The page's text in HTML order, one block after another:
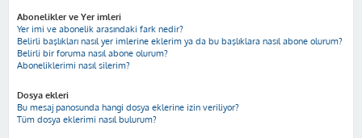
Abonelikler ve Yer imleri
Yer imi ve abonelik arasındaki fark nedir?
Belirli başlıkları nasıl yer imlerine eklerim ya da bu başlıklara nasıl abone olurum?
Belirli bir foruma nasıl abone olurum?
Aboneliklerimi nasıl silerim?
Dosya ekleri
Bu mesaj panosunda hangi dosya eklerine izin veriliyor?
Tüm dosya eklerimi nasıl bulurum?